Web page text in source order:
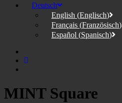
Deutsch
English (Englisch)
Français (Französisch)
Español (Spanisch)
MINT Square